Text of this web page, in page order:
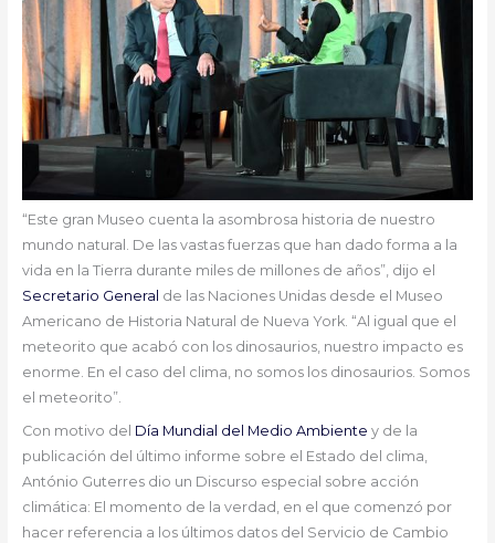
“Este gran Museo cuenta la asombrosa historia de nuestro
mundo natural. De las vastas fuerzas que han dado forma a la
vida en la Tierra durante miles de millones de años”, dijo el
Secretario General de las Naciones Unidas desde el Museo
Americano de Historia Natural de Nueva York. “Al igual que el
meteorito que acabó con los dinosaurios, nuestro impacto es
enorme. En el caso del clima, no somos los dinosaurios. Somos
el meteorito”.
Con motivo del Día Mundial del Medio Ambiente y de la
publicación del último informe sobre el Estado del clima,
António Guterres dio un Discurso especial sobre acción
climática: El momento de la verdad, en el que comenzó por
hacer referencia a los últimos datos del Servicio de Cambio